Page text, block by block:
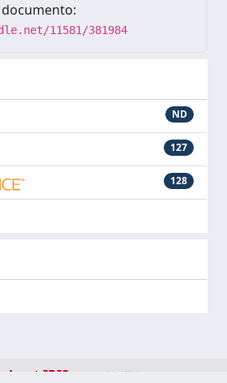
11581/381984
ND
127
128
about IRIS